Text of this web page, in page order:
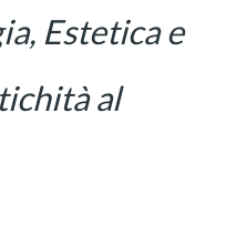
Estetica e
al